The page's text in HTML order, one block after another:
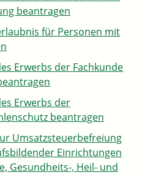
beantragen
für Personen mit
Erwerbs der Fachkunde
Erwerbs der
beantragen
Umsatzsteuerbefreiung
Einrichtungen
Gesundheits-, Heil- und